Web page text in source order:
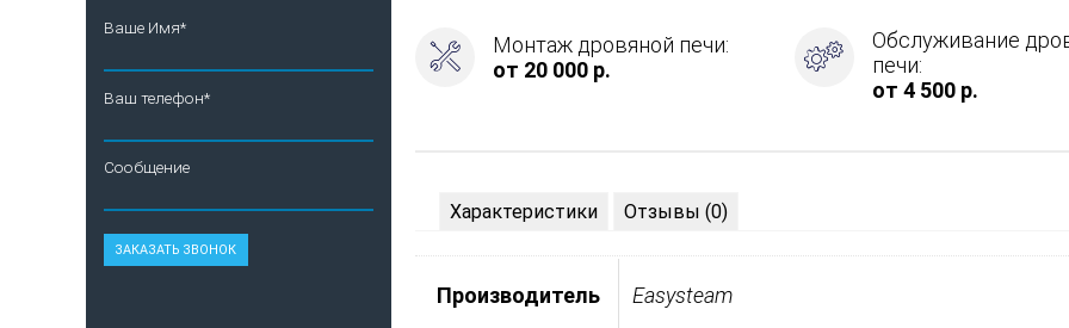
Монтаж дровяной печи:
от 20 000 р.
Обслуживание
печи:
от 4 500 р.
Характеристики Отзывы (0)
Производитель Easysteam
Ваше Имя*
Ваш телефон*
Сообщение